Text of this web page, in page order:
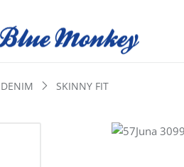
DENIM SKINNY FIT